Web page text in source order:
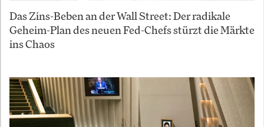
Das Zins-Beben an der Wall Street: Der radikale
Geheim-Plan des neuen Fed-Chefs stürzt die Märkte
ins Chaos